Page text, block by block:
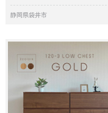
静岡県袋井市